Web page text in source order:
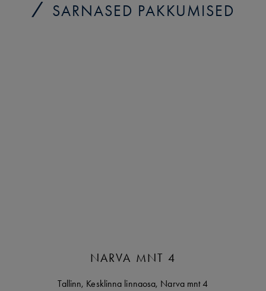
SARNASED PAKKUMISED
NARVA MNT 4
Tallinn, Kesklinna linnaosa, Narva mnt4